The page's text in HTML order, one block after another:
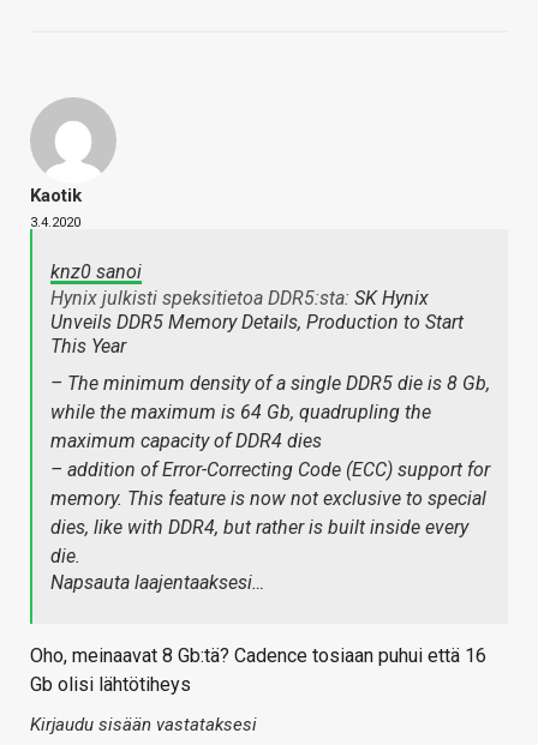
Kaotik
3.4.2020
knz0 sanoi
Hynix julkisti speksitietoa DDR5:sta: SK Hynix
Unveils DDR5 Memory Details, Production to Start
This Year
– The minimum density of a single DDR5 die is 8 Gb,
while the maximum is 64 Gb, quadrupling the
maximum capacity of DDR4 dies
– addition of Error-Correcting Code (ECC) support for
memory. This feature is now not exclusive to special
dies, like with DDR4, but rather is built inside every
die.
Napsauta laajentaaksesi…
Oho, meinaavat 8 Gb:tä? Cadence tosiaan puhui että 16
Gb olisi lähtötiheys
Kirjaudu sisään vastataksesi